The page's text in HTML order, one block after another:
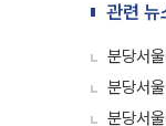
관련 뉴
분당서
분당서
분당서